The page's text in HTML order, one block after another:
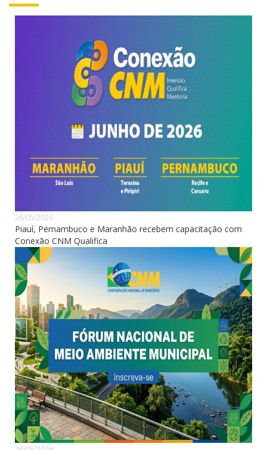
26/05/2026
Piauí, Pernambuco e Maranhão recebem capacitação com
Conexão CNM Qualifica